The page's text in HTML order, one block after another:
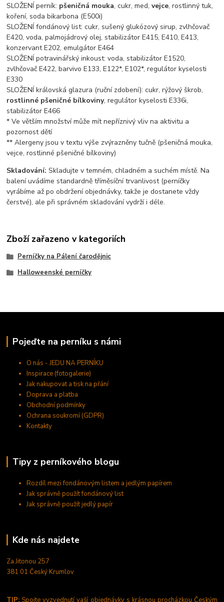
SLOŽENÍ perník: pšeničná mouka, cukr, med,vejce, rostlinný tuk,
koření, soda bikarbona (E500i)
SLOŽENÍ fondánový list: cukr, sušený glukózový sirup, zvlhčovač
E420, voda, palmojádrový olej, stabilizátor E415, E410, E413,
konzervant E202, emulgátor E464
SLOŽENÍ potravinářský inkoust: voda, stabilizátor E1520,
zvlhčovač E422, barvivo E133, E122*, E102*, regulátor kyselosti
E330
SLOŽENÍ královská glazura (ruční zdobení): cukr, rýžový škrob,
rostlinné pšeničné bílkoviny, regulátor kyselosti E336i,
stabilizátor E466
* Ve větším množství může mít nepříznivý vliv na aktivitu a
pozornost dětí
** Alergeny jsou v textu výše zvýrazněny tučně (pšeničná mouka,
vejce, rostlinné pšeničné bílkoviny)
Skladování: Skladujte v temném, chladném a suchém místě. Na
balení uvádíme standardně tříměsíční trvanlivost (perníčky
vyrábíme až po obdržení objednávky, takže je dostanete vždy
čerstvé), ale při správném skladování vydrží i déle.
Zboží zařazeno v kategoriích
Perníčky na Pálení čarodějnic
Halloweenské perníčky
Pojeďte na perníku s námi
O nás - JEDU NA PERNÍKU
Inspirace (fotogalerie)
Jak nakupovat a tisk na přání
Doprava a platba
Obchodní podmínky
Ochrana soukromí (GDPR)
Kontakty
Tipy z perníkového blogu
Rozdíl mezi fondánovým listem a jedlým papírem
Jak správně použít fondánový list
Jak správně použít jedlý papír
Kde nás najdete
Za Jitonou 257
381 01 Český Krumlov
TIP: Spojte vyzvednutí vaší objednávky s krásnou procházkou Českým